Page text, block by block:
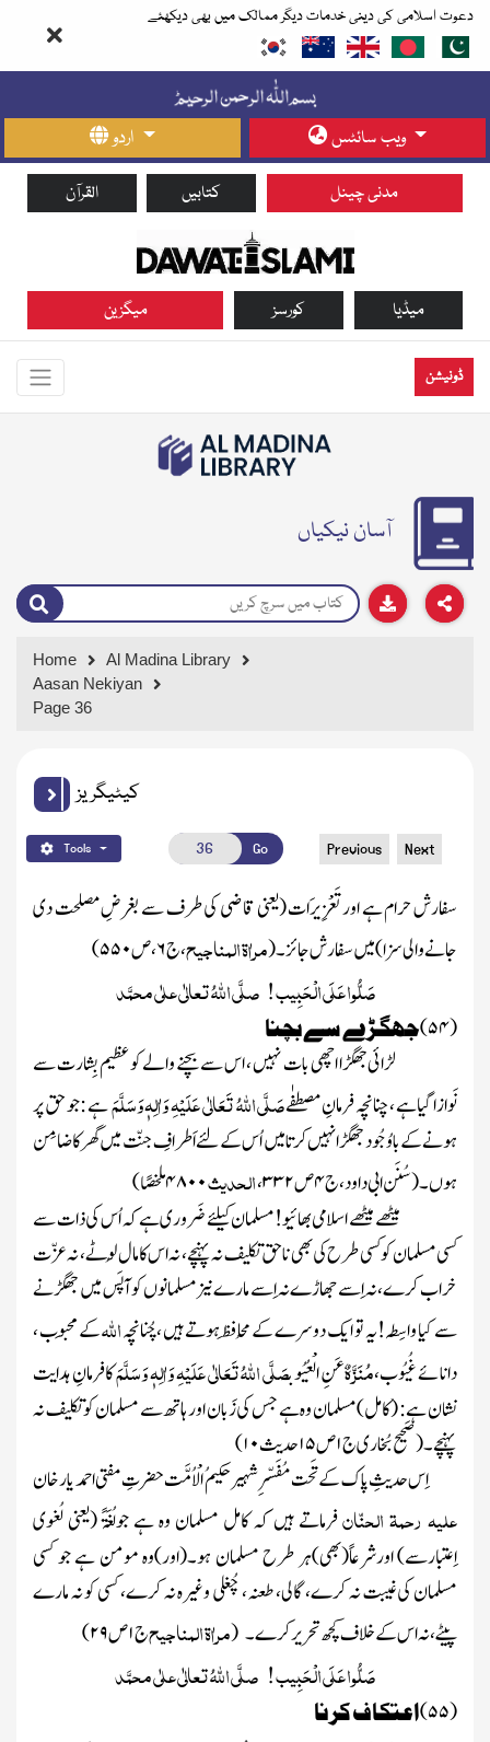
دعوت اسلامی کی دینی خدمات دیگر ممالک میں بھی دیکھئے
اردو ویب سائٹس
القرآن کتابیں مدنی چینل
میگزین کورسز میڈیا
ڈونیشن
آسان نیکیاں
Home
Al Madina Library
Aasan Nekiyan
Page 36
کیٹیگریز
Tools Go Previous Next
سفارش حرام ہے اور تَعْزِیرَات(یعنی قاضی کی طرف سے بغرضِ مصلحت دی
جانے والی سزا)میں سفارش جائز۔(مراٰۃ المناجیح،ج۶، ص۵۵۰)
صَلُّوا عَلَی الْحَبِیب ! صلَّی اللّٰہُ تعالٰی علٰی محمَّد
(۵۴)جھگڑے سے بچنا
لڑائی جھگڑا اچھی بات نہیں ، اس سے بچنے والے کو عظیم بِشارت سے
نَوازا گیاہے ، چنانچہ فرمانِ مصطفٰےصَلَّی اللہُ تَعَالٰی عَلَیْہِ وَاٰلِہٖ وَسَلَّمَہے : جو حق پر
ہونے کے باوُجُود جھگڑا نہیں کرتا میں اُس کے لئے اَطرافِ جنّت میں گھر کاضامِن
ہوں ۔(سُنَن ابی داود ، ج۴ص۳۳۲،الحدیث۴۸۰۰ملخصًا)
میٹھے میٹھے اسلامی بھائیو!مسلمان کیلئے ضَروری ہے کہ اُس کی ذات سے
کسی مسلمان کو کسی طرح کی بھی ناحق تکلیف نہ پہنچے، نہ اس کامال لُوٹے ، نہ عزّت
خراب کرے، نہ اِسے جھاڑے نہ اِسے مارے نیزمسلمانوں کو آپَس میں جھگڑنے
سے کیا واسِطہ!یہ تو ایک دوسرے کے مُحافِظ ہوتے ہیں ، چُنانچہاللّٰہکے مَحبوب ،
دانائے غُیُوب،مُنَزَّہٌعَنِ الْعُیُوبصَلَّی اللہُ تَعَالٰی عَلَیْہِ وَاٰلِہٖ وَسَلَّمَکافرمانِ ہدایت
نشان ہے:(کامل)مسلمان وہ ہے جس کی زَبان اور ہاتھ سے مسلمان کو تکلیف نہ
پہنچے۔(صَحیح بُخاری ج۱ص۱۵حدیث۱۰)
اِس حدیثِ پاک کے تَحت مُفَسّرِشہیر حکیمُ الْاُمَّت حضر تِ مفتی احمد یار خان
علیہ رحمۃ الحنّانفرماتے ہیں کہ کامل مسلمان وہ ہے جولُغَۃً(یعنی لُغوی
اِعتبارسے)اورشرعاً(بھی)ہر طرح مسلمان ہو۔(اور)وہ مومن ہے جو کسی
مسلمان کی غیبت نہ کرے، گالی، طعنہ، چُغلی وغیرہ نہ کرے، کسی کو نہ مارے
پیٹے، نہ اس کے خلاف کچھ تحریر کرے۔(مراٰۃ المناجیحج۱ص۲۹)
صَلُّوا عَلَی الْحَبِیب ! صلَّی اللّٰہُ تعالٰی علٰی محمَّد
(۵۵)اعتکاف کرنا